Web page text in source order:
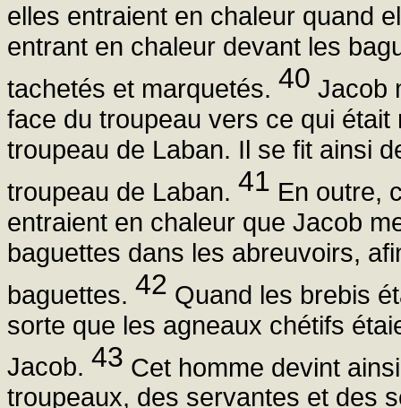
elles entraient en chaleur quand
entrant en chaleur devant les
tachetés et marquetés. 40 Jacob
face du troupeau vers ce qui
troupeau de Laban. Il se fit ainsi
troupeau de Laban. 41 En outre,
entraient en chaleur que Jacob
baguettes dans les abreuvoirs,
baguettes. 42 Quand les brebis
sorte que les agneaux chétifs
Jacob. 43 Cet homme devint
troupeaux, des servantes et des